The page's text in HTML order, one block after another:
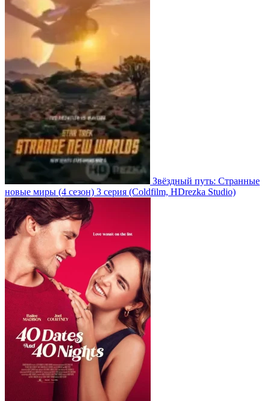
Звёздный путь: Странные
новые миры (4 сезон) 3 серия (Coldfilm, HDrezka Studio)